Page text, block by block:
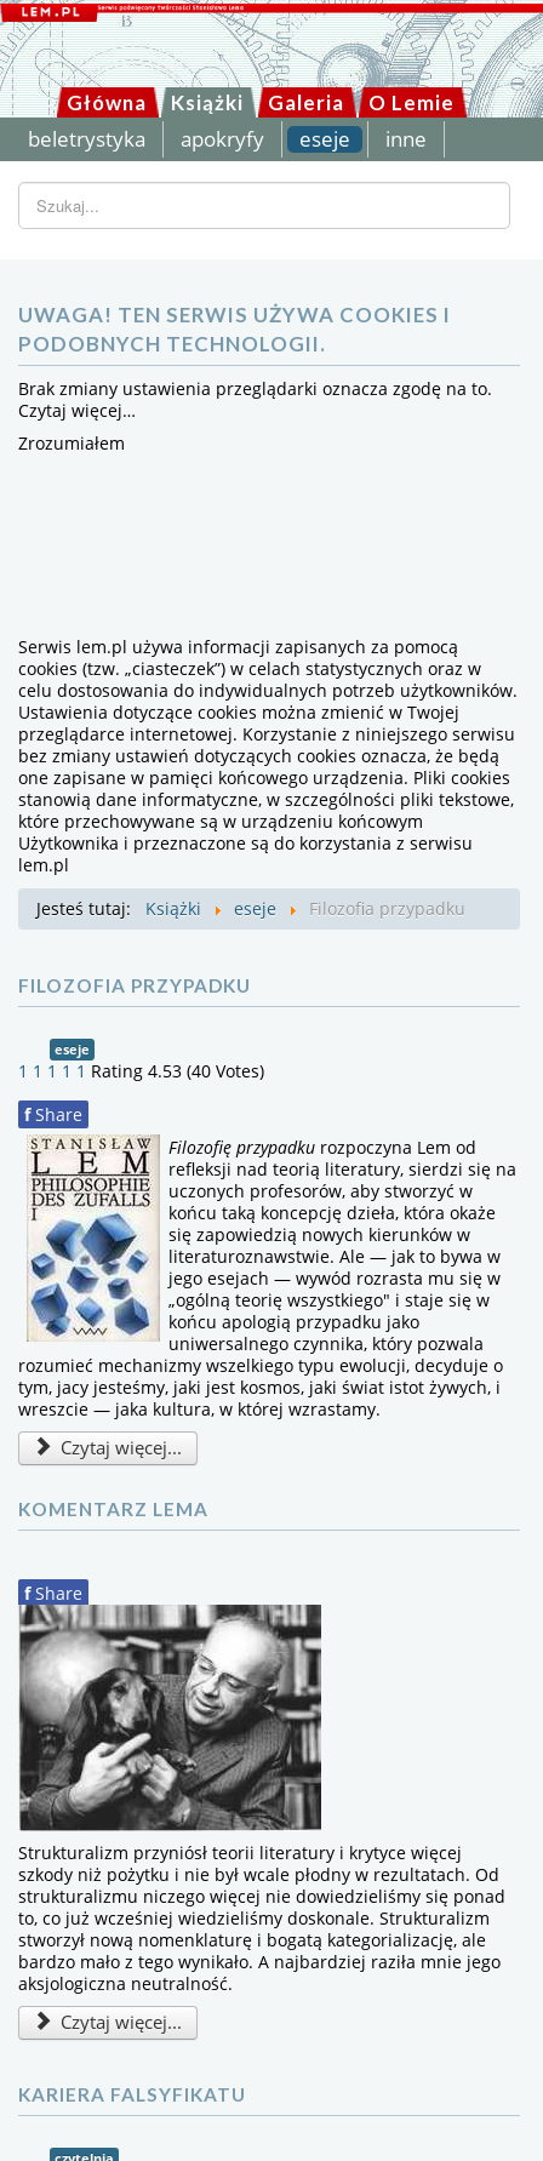
Główna Książki Galeria O Lemie
beletrystyka apokryfy eseje inne
Szukaj...
UWAGA! TEN SERWIS UŻYWA COOKIES I
PODOBNYCH TECHNOLOGII.
Brak zmiany ustawienia przeglądarki oznacza zgodę na to.
Czytaj więcej…
Zrozumiałem
Serwis lem.pl używa informacji zapisanych za pomocą
cookies (tzw. „ciasteczek”) w celach statystycznych oraz w
celu dostosowania do indywidualnych potrzeb użytkowników.
Ustawienia dotyczące cookies można zmienić w Twojej
przeglądarce internetowej. Korzystanie z niniejszego serwisu
bez zmiany ustawień dotyczących cookies oznacza, że będą
one zapisane w pamięci końcowego urządzenia. Pliki cookies
stanowią dane informatyczne, w szczególności pliki tekstowe,
które przechowywane są w urządzeniu końcowym
Użytkownika i przeznaczone są do korzystania z serwisu
lem.pl
Jesteś tutaj:
Książki eseje Filozofia przypadku
FILOZOFIA PRZYPADKU
eseje
1 1 1 1 1 Rating 4.53 (40 Votes)
f Share
Filozofię przypadku rozpoczyna Lem od
refleksji nad teorią literatury, sierdzi się na
uczonych profesorów, aby stworzyć w
końcu taką koncepcję dzieła, która okaże
się zapowiedzią nowych kierunków w
literaturoznawstwie. Ale — jak to bywa w
jego esejach — wywód rozrasta mu się w
„ogólną teorię wszystkiego" i staje się w
końcu apologią przypadku jako
uniwersalnego czynnika, który pozwala
rozumieć mechanizmy wszelkiego typu ewolucji, decyduje o
tym, jacy jesteśmy, jaki jest kosmos, jaki świat istot żywych, i
wreszcie — jaka kultura, w której wzrastamy.
Czytaj więcej...
KOMENTARZ LEMA
f Share
Strukturalizm przyniósł teorii literatury i krytyce więcej
szkody niż pożytku i nie był wcale płodny w rezultatach. Od
strukturalizmu niczego więcej nie dowiedzieliśmy się ponad
to, co już wcześniej wiedzieliśmy doskonale. Strukturalizm
stworzył nową nomenklaturę i bogatą kategorializację, ale
bardzo mało z tego wynikało. A najbardziej raziła mnie jego
aksjologiczna neutralność.
Czytaj więcej...
KARIERA FALSYFIKATU